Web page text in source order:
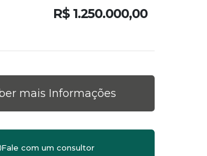
R$ 1.250.000,00